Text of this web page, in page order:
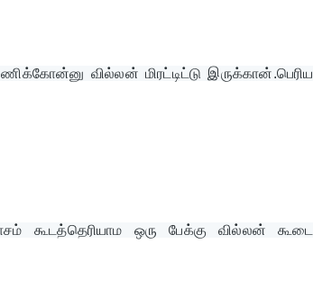
வில்லன் மிரட்டிட்டு இருக்கான்.பெரிய
கூடத்தெரியாம ஒரு பேக்கு வில்லன் கூடை